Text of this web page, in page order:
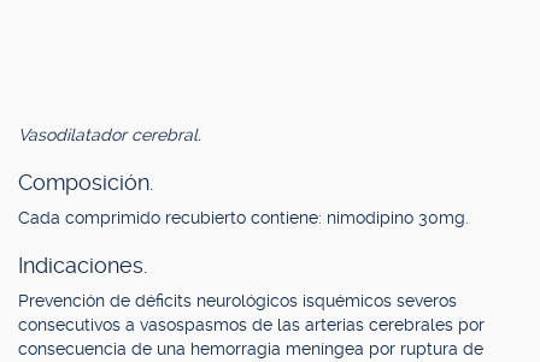
Vasodilatador cerebral.
Composición.
Cada comprimido recubierto contiene: nimodipino 30mg.
Indicaciones.
Prevención de déficits neurológicos isquémicos severos
consecutivos a vasospasmos de las arterias cerebrales por
consecuencia de una hemorragia meníngea por ruptura de